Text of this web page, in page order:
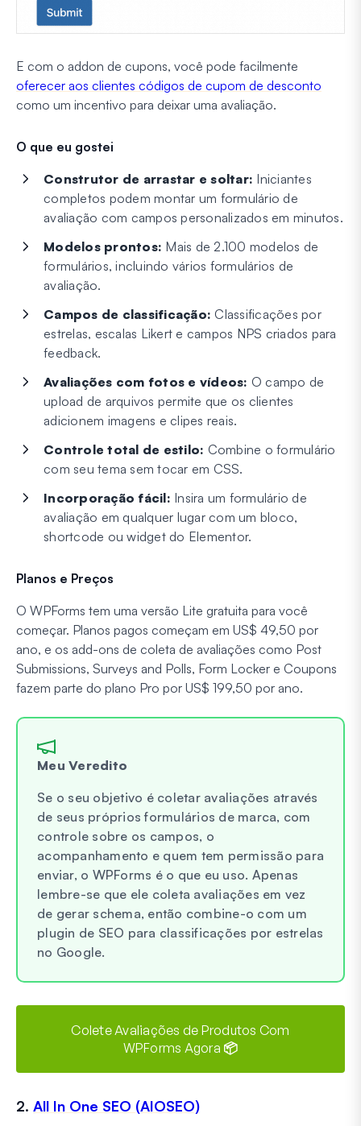
E com o addon de cupons, você pode facilmente
oferecer aos clientes códigos de cupom de desconto
como um incentivo para deixar uma avaliação.
O que eu gostei
Construtor de arrastar e soltar: Iniciantes
completos podem montar um formulário de
avaliação com campos personalizados em minutos.
Modelos prontos: Mais de 2.100 modelos de
formulários, incluindo vários formulários de
avaliação.
Campos de classificação: Classificações por
estrelas, escalas Likert e campos NPS criados para
feedback.
Avaliações com fotos e vídeos: O campo de
upload de arquivos permite que os clientes
adicionem imagens e clipes reais.
Controle total de estilo: Combine o formulário
com seu tema sem tocar em CSS.
Incorporação fácil: Insira um formulário de
avaliação em qualquer lugar com um bloco,
shortcode ou widget do Elementor.
Planos e Preços
O WPForms tem uma versão Lite gratuita para você
começar. Planos pagos começam em US$ 49,50 por
ano, e os add-ons de coleta de avaliações como Post
Submissions, Surveys and Polls, Form Locker e Coupons
fazem parte do plano Pro por US$ 199,50 por ano.
Meu Veredito
Se o seu objetivo é coletar avaliações através
de seus próprios formulários de marca, com
controle sobre os campos, o
acompanhamento e quem tem permissão para
enviar, o WPForms é o que eu uso. Apenas
lembre-se que ele coleta avaliações em vez
de gerar schema, então combine-o com um
plugin de SEO para classificações por estrelas
no Google.
Colete Avaliações de Produtos Com
WPForms Agora 📦
2. All In One SEO (AIOSEO)